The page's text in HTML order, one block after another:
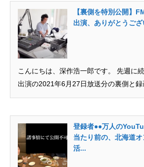
【裏側を特別公開】
出演、ありがとうござ
こんにちは、深作浩一郎です。 先週に
出演の2021年6月27日放送分の裏側と録
登録者●●万人の
当たり前の、北海道
活...